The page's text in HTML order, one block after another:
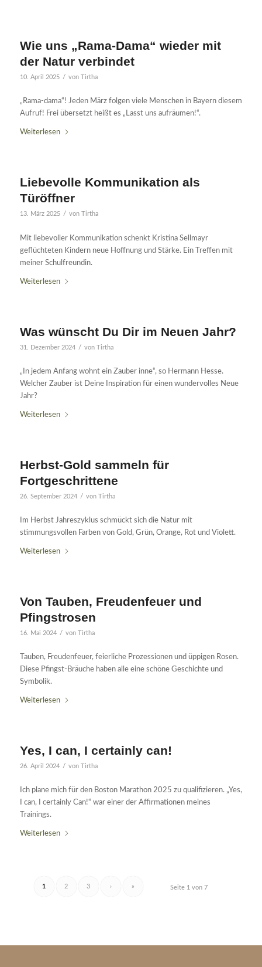
Wie uns „Rama-Dama“ wieder mit
der Natur verbindet
10. April 2025 / von Tirtha
„Rama-dama“! Jeden März folgen viele Menschen in Bayern diesem
Aufruf! Frei übersetzt heißt es „Lasst uns aufräumen!“.
Weiterlesen
Liebevolle Kommunikation als
Türöffner
13. März 2025 / von Tirtha
Mit liebevoller Kommunikation schenkt Kristina Sellmayr
geflüchteten Kindern neue Hoffnung und Stärke. Ein Treffen mit
meiner Schulfreundin.
Weiterlesen
Was wünscht Du Dir im Neuen Jahr?
31. Dezember 2024 / von Tirtha
„In jedem Anfang wohnt ein Zauber inne“, so Hermann Hesse.
Welcher Zauber ist Deine Inspiration für einen wundervolles Neue
Jahr?
Weiterlesen
Herbst-Gold sammeln für
Fortgeschrittene
26. September 2024 / von Tirtha
Im Herbst Jahreszyklus schmückt sich die Natur mit
stimmungsvollen Farben von Gold, Grün, Orange, Rot und Violett.
Weiterlesen
Von Tauben, Freudenfeuer und
Pfingstrosen
16. Mai 2024 / von Tirtha
Tauben, Freudenfeuer, feierliche Prozessionen und üppigen Rosen.
Diese Pfingst-Bräuche haben alle eine schöne Geschichte und
Symbolik.
Weiterlesen
Yes, I can, I certainly can!
26. April 2024 / von Tirtha
Ich plane mich für den Boston Marathon 2025 zu qualifizieren. „Yes,
I can, I certainly Can!“ war einer der Affirmationen meines
Trainings.
Weiterlesen
Seite 1 von 7
1 2 3 › »